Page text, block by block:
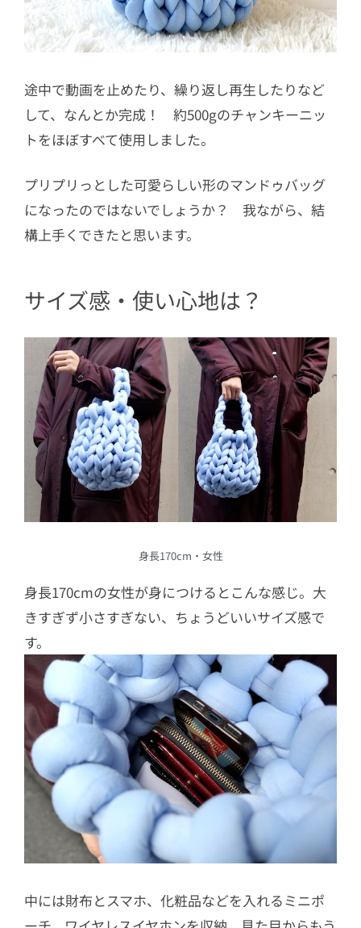
途中で動画を止めたり、繰り返し再生したりなど
して、なんとか完成！ 約500gのチャンキーニッ
トをほぼすべて使用しました。
プリプリっとした可愛らしい形のマンドゥバッグ
になったのではないでしょうか？ 我ながら、結
構上手くできたと思います。
サイズ感・使い心地は？
身長170cm・女性
身長170cmの女性が身につけるとこんな感じ。大
きすぎず小さすぎない、ちょうどいいサイズ感で
す。
中には財布とスマホ、化粧品などを入れるミニポ